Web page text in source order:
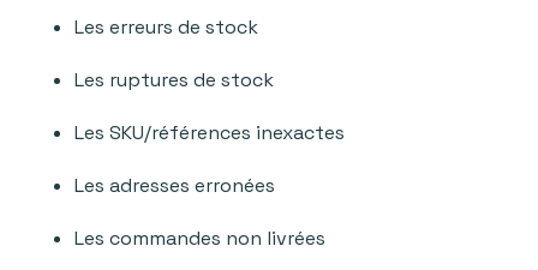
Les erreurs de stock
Les ruptures de stock
Les SKU/références inexactes
Les adresses erronées
Les commandes non livrées